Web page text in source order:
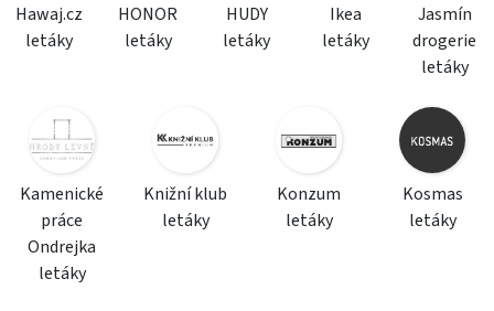
Hawaj.cz
letáky
HONOR
letáky
HUDY
letáky
Ikea
letáky
Jasmín
drogerie
letáky
Kamenické
práce
Ondrejka
letáky
Knižní klub
letáky
Konzum
letáky
Kosmas
letáky